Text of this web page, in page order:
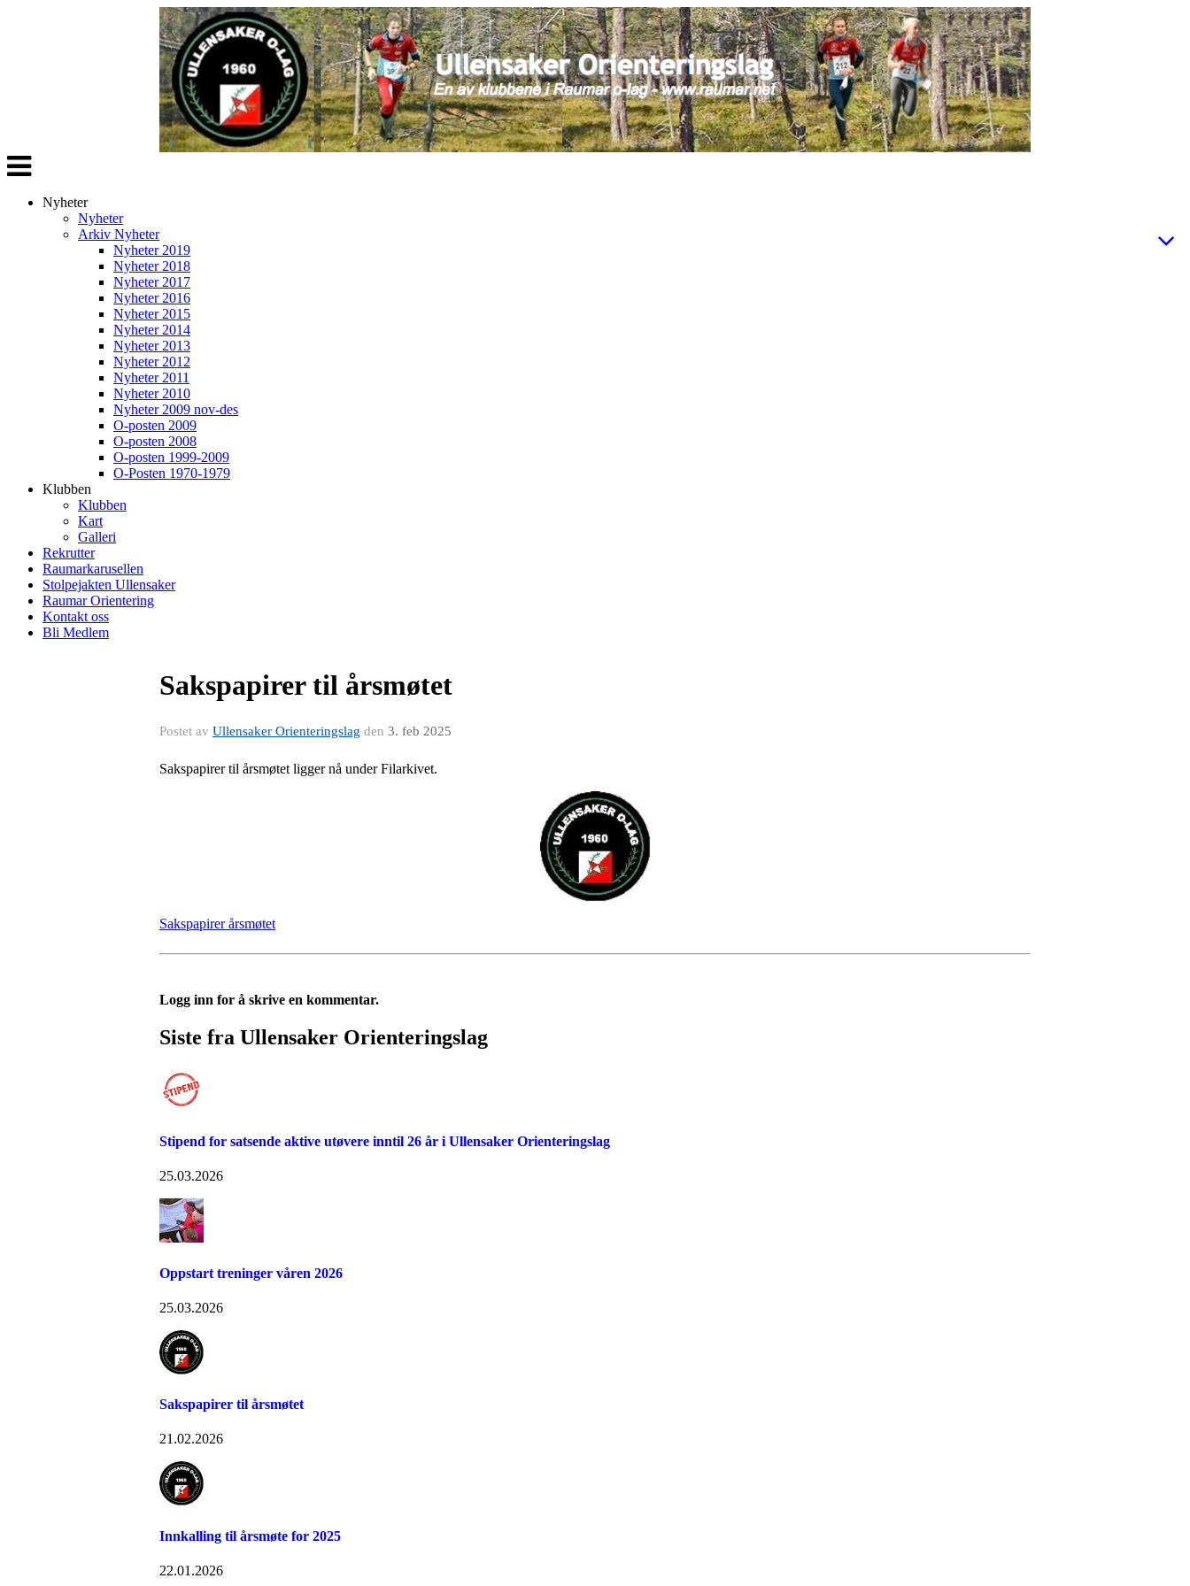
Veksle
navigasjon
Nyheter
Nyheter
Arkiv Nyheter
Nyheter 2019
Nyheter 2018
Nyheter 2017
Nyheter 2016
Nyheter 2015
Nyheter 2014
Nyheter 2013
Nyheter 2012
Nyheter 2011
Nyheter 2010
Nyheter 2009 nov-des
O-posten 2009
O-posten 2008
O-posten 1999-2009
O-Posten 1970-1979
Klubben
Klubben
Kart
Galleri
Rekrutter
Raumarkarusellen
Stolpejakten Ullensaker
Raumar Orientering
Kontakt oss
Bli Medlem
Sakspapirer til årsmøtet
Postet av Ullensaker Orienteringslag den 3. feb 2025
Sakspapirer til årsmøtet ligger nå under Filarkivet.
Sakspapirer årsmøtet
Logg inn for å skrive en kommentar.
Siste fra Ullensaker Orienteringslag
Stipend for satsende aktive utøvere inntil 26 år i Ullensaker Orienteringslag
25.03.2026
Oppstart treninger våren 2026
25.03.2026
Sakspapirer til årsmøtet
21.02.2026
Innkalling til årsmøte for 2025
22.01.2026